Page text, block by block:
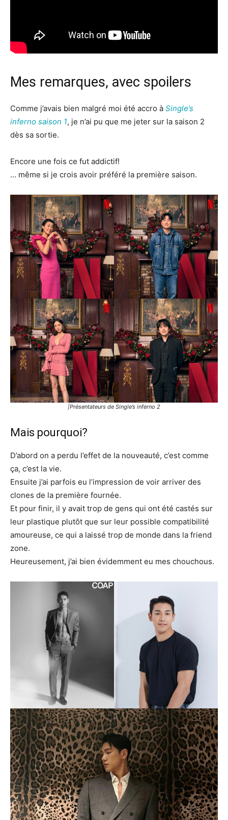
Mes remarques, avec spoilers
Comme j’avais bien malgré moi été accro à Single’s
inferno saison 1, je n’ai pu que me jeter sur la saison 2
dès sa sortie.
Encore une fois ce fut addictif!
… même si je crois avoir préféré la première saison.
|Présentateurs de Single’s inferno 2
Mais pourquoi?
D’abord on a perdu l’effet de la nouveauté, c’est comme
ça, c’est la vie.
Ensuite j’ai parfois eu l’impression de voir arriver des
clones de la première fournée.
Et pour finir, il y avait trop de gens qui ont été castés sur
leur plastique plutôt que sur leur possible compatibilité
amoureuse, ce qui a laissé trop de monde dans la friend
zone.
Heureusement, j’ai bien évidemment eu mes chouchous.